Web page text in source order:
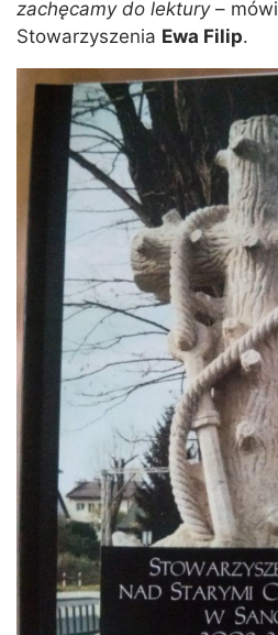
zachęcamy do lektury–
Stowarzyszenia Ewa Filip.